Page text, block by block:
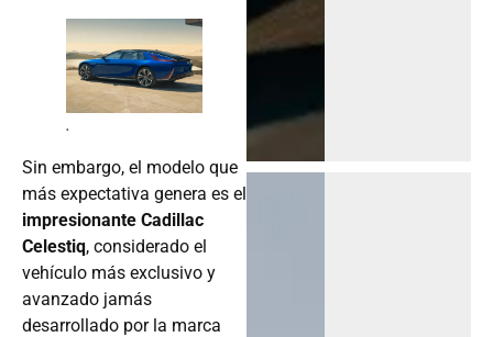
.
Sin embargo, el modelo que
más expectativa genera es el
impresionante Cadillac
Celestiq, considerado el
vehículo más exclusivo y
avanzado jamás
desarrollado por la marca